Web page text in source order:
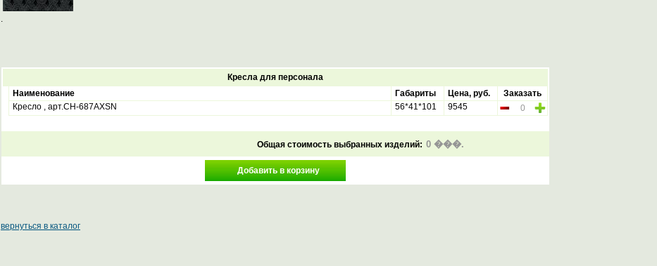
.
Кресла для персонала
Наименование
Габариты Цена, руб.
Заказать
Кресло , арт.CH-687AXSN
56*41*101 9545
Общая стоимость выбранных изделий:
вернуться в каталог